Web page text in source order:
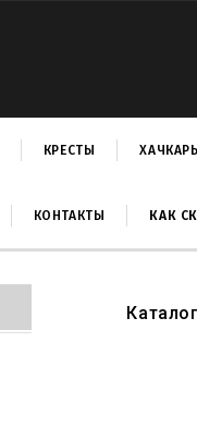
КРЕСТЫ ХАЧКАРЫ
КОНТАКТЫ КАК